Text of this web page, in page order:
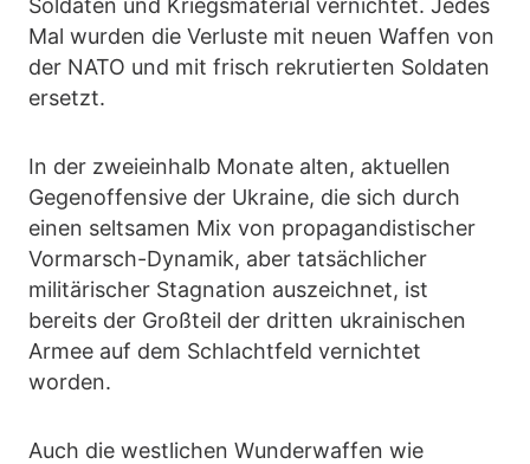
Soldaten und Kriegsmaterial vernichtet. Jedes
Mal wurden die Verluste mit neuen Waffen von
der NATO und mit frisch rekrutierten Soldaten
ersetzt.
In der zweieinhalb Monate alten, aktuellen
Gegenoffensive der Ukraine, die sich durch
einen seltsamen Mix von propagandistischer
Vormarsch-Dynamik, aber tatsächlicher
militärischer Stagnation auszeichnet, ist
bereits der Großteil der dritten ukrainischen
Armee auf dem Schlachtfeld vernichtet
worden.
Auch die westlichen Wunderwaffen wie